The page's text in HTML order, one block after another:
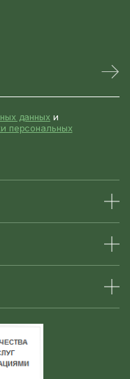
данных и
персональных